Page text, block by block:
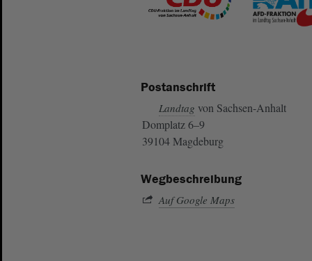
Postanschrift
Landtag von Sachsen-Anhalt
Domplatz 6–9
39104 Magdeburg
Wegbeschreibung
Auf Google Maps